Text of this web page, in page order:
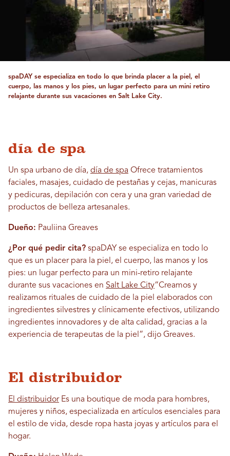
spaDAY se especializa en todo lo que brinda placer a la piel, el
cuerpo, las manos y los pies, un lugar perfecto para un mini retiro
relajante durante sus vacaciones en Salt Lake City.
día de spa
Un spa urbano de día, día de spa Ofrece tratamientos
faciales, masajes, cuidado de pestañas y cejas, manicuras
y pedicuras, depilación con cera y una gran variedad de
productos de belleza artesanales.
Dueño: Pauliina Greaves
¿Por qué pedir cita? spaDAY se especializa en todo lo
que es un placer para la piel, el cuerpo, las manos y los
pies: un lugar perfecto para un mini-retiro relajante
durante sus vacaciones en Salt Lake City“Creamos y
realizamos rituales de cuidado de la piel elaborados con
ingredientes silvestres y clínicamente efectivos, utilizando
ingredientes innovadores y de alta calidad, gracias a la
experiencia de terapeutas de la piel”, dijo Greaves.
El distribuidor
El distribuidorEs una boutique de moda para hombres,
mujeres y niños, especializada en artículos esenciales para
el estilo de vida, desde ropa hasta joyas y artículos para el
hogar.